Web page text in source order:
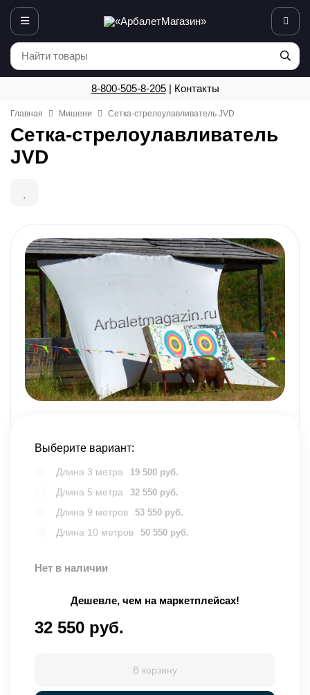
8-800-505-8-205| Контакты
Главная Мишени Сетка-стрелоулавливатель JVD
Сетка-стрелоулавливатель
JVD
Выберите вариант:
Длина 3 метра 19 500 руб.
Длина 5 метра 32 550 руб.
Длина 9 метров 53 550 руб.
Длина 10 метров 50 550 руб.
Нет в наличии
Дешевле, чем на маркетплейсах!
32 550 руб.
В корзину